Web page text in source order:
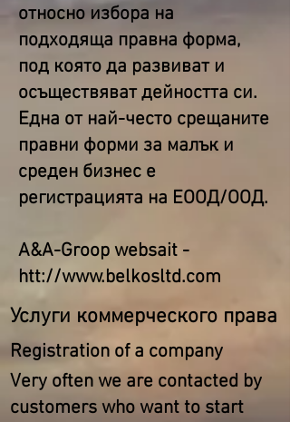
относно избора на
подходяща правна форма,
под която да развиват и
осъществяват дейността си.
Една от най-често срещаните
правни форми за малък и
среден бизнес е
регистрацията на ЕООД/ООД.
A&A-Groop websait -
htt://www.belkosltd.com
Услуги коммерческого права
Registration of a company
Very often we are contacted by
customers who want to start